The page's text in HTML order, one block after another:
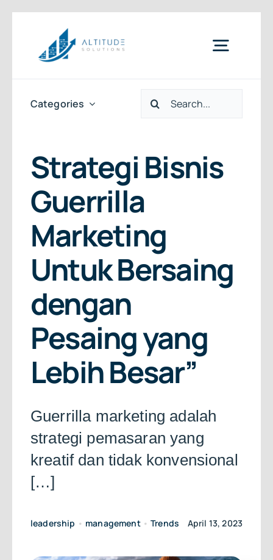
content
Toggle
Home
Services
Clients
About Us
Free Consultation
Categories
Search
Strategi Bisnis
Guerrilla
Marketing
Untuk Bersaing
dengan
Pesaing yang
Lebih Besar”
Guerrilla marketing adalah
strategi pemasaran yang
kreatif dan tidak konvensional
[…]
leadership • management•Trends April 13, 2023